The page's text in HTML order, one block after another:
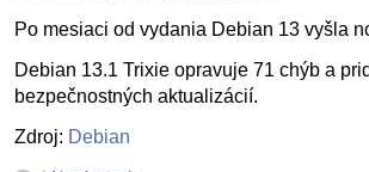
Po mesiaci od vydania Debian 13 vyšla
Debian 13.1 Trixie opravuje 71 chýb a
bezpečnostných aktualizácií.
Zdroj: Debian